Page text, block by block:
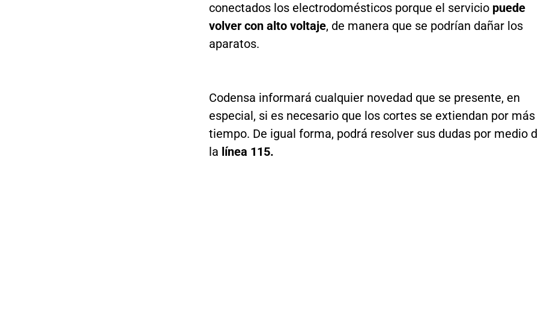
conectados los electrodomésticos porque el serviciopuede
volver con alto voltaje, de manera que se podrían dañar los
aparatos.
Codensa informará cualquier novedad que se presente, en
especial, si es necesario que los cortes se extiendan por más
tiempo. De igual forma, podrá resolver sus dudas por medio
la línea 115.